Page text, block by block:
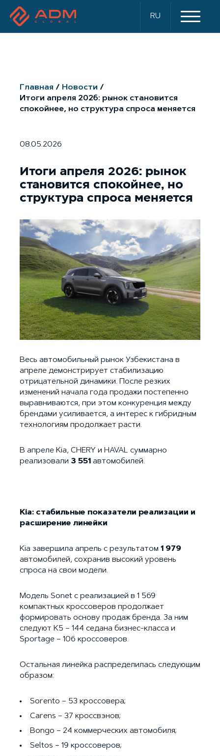
RU
Главная
Новости
Итоги апреля 2026: рынок становится
спокойнее, но структура спроса меняется
08.05.2026
Итоги апреля 2026: рынок
становится спокойнее, но
структура спроса меняется
Весь автомобильный рынок Узбекистана в
апреле демонстрирует стабилизацию
отрицательной динамики. После резких
изменений начала года продажи постепенно
выравниваются, при этом конкуренция между
брендами усиливается, а интерес к гибридным
технологиям продолжает расти.
В апреле Kia, CHERY и HAVAL суммарно
реализовали 3 551 автомобилей.
Kia: стабильные показатели реализации и
расширение линейки
Kia завершила апрель с результатом 1 979
автомобилей, сохранив высокий уровень
спроса на свои модели.
Модель Sonet с реализацией в 1 569
компактных кроссоверов продолжает
формировать основу продаж бренда. За ним
следуют K5 – 144 седана бизнес-класса и
Sportage – 106 кроссоверов.
Остальная линейка распределилась следующим
образом:
Sorento – 53 кроссовера;
Carens – 37 кроссвэнов;
Bongo – 24 коммерческих автомобиля;
Seltos – 19 кроссоверов;